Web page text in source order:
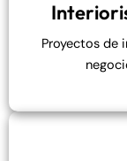
Proyectos de